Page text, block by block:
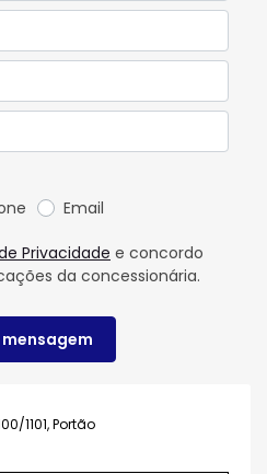
1101, Portão
Email
Privacidade e concordo
da concessionária.
mensagem